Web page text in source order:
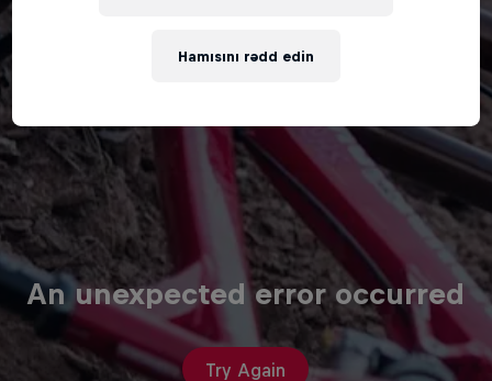
An unexpected error occurred
Try Again
Hamısını rədd edin